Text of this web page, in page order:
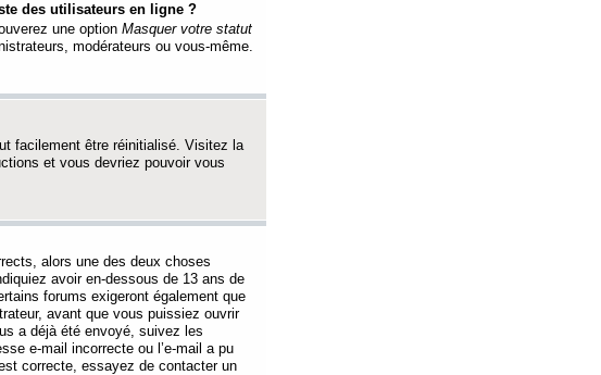
des utilisateurs en ligne ?
une option Masquer votre statut
modérateurs ou vous-même.
facilement être réinitialisé. Visitez la
et vous devriez pouvoir vous
alors une des deux choses
avoir en-dessous de 13 ans de
forums exigeront également que
avant que vous puissiez ouvrir
a déjà été envoyé, suivez les
e-mail incorrecte ou l’e-mail a pu
correcte, essayez de contacter un